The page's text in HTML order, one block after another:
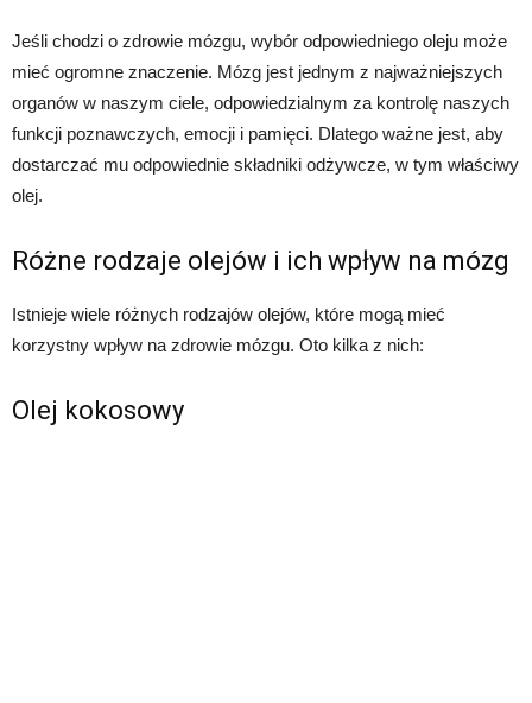
Jeśli chodzi o zdrowie mózgu, wybór odpowiedniego oleju może
mieć ogromne znaczenie. Mózg jest jednym z najważniejszych
organów w naszym ciele, odpowiedzialnym za kontrolę naszych
funkcji poznawczych, emocji i pamięci. Dlatego ważne jest, aby
dostarczać mu odpowiednie składniki odżywcze, w tym właściwy
olej.
Różne rodzaje olejów i ich wpływ na mózg
Istnieje wiele różnych rodzajów olejów, które mogą mieć
korzystny wpływ na zdrowie mózgu. Oto kilka z nich:
Olej kokosowy